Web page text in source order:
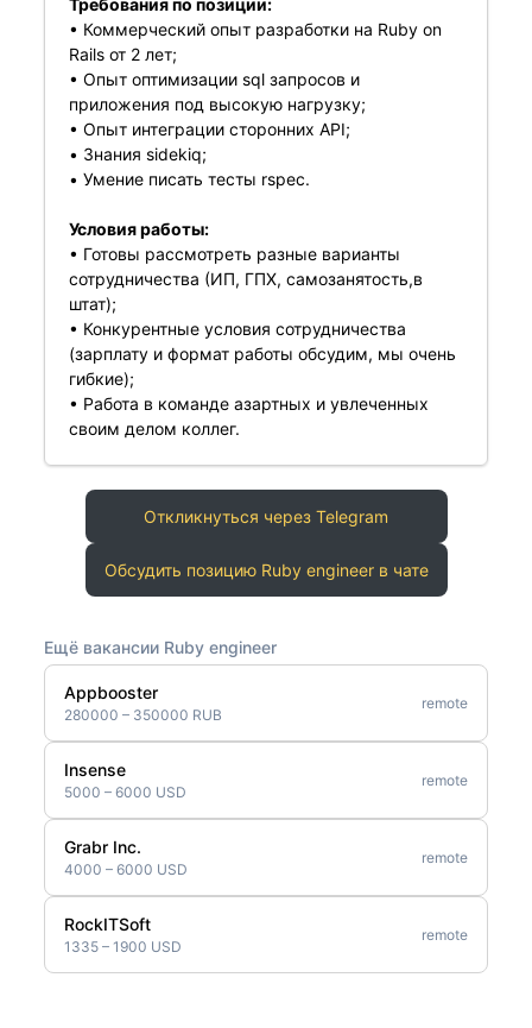
Требования по позиции:
• Коммерческий опыт разработки на Ruby on
Rails от 2 лет;
• Опыт оптимизации sql запросов и
приложения под высокую нагрузку;
• Опыт интеграции сторонних API;
• Знания sidekiq;
• Умение писать тесты rspec.
Условия работы:
• Готовы рассмотреть разные варианты
сотрудничества (ИП, ГПХ, самозанятость,в
штат);
• Конкурентные условия сотрудничества
(зарплату и формат работы обсудим, мы очень
гибкие);
• Работа в команде азартных и увлеченных
своим делом коллег.
Откликнуться через Telegram
Обсудить позицию Ruby engineer в чате
Ещё вакансии Ruby engineer
Appbooster
280000 – 350000 RUB
remote
Insense
5000 – 6000 USD
remote
Grabr Inc.
4000 – 6000 USD
remote
RockITSoft
1335 – 1900 USD
remote